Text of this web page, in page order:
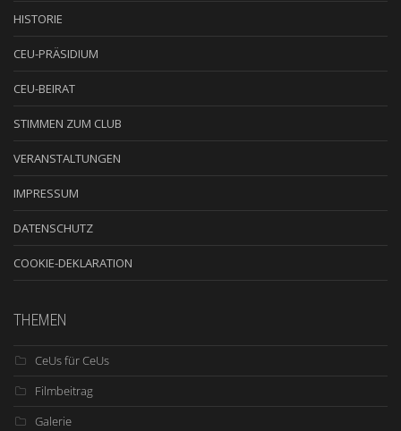
HISTORIE
CEU-PRÄSIDIUM
CEU-BEIRAT
STIMMEN ZUM CLUB
VERANSTALTUNGEN
IMPRESSUM
DATENSCHUTZ
COOKIE-DEKLARATION
THEMEN
CeUs für CeUs
Filmbeitrag
Galerie